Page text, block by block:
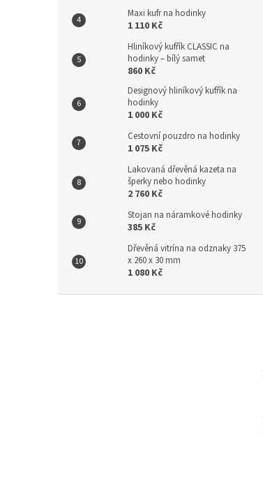
Maxi kufr na hodinky
1 110 Kč
Hliníkový kufřík CLASSIC na
hodinky – bílý samet
860 Kč
Designový hliníkový kufřík na
hodinky
1 000 Kč
Cestovní pouzdro na hodinky
1 075 Kč
Lakovaná dřevěná kazeta na
šperky nebo hodinky
2 760 Kč
Stojan na náramkové hodinky
385 Kč
Dřevěná vitrína na odznaky 375
x 260 x 30 mm
1 080 Kč